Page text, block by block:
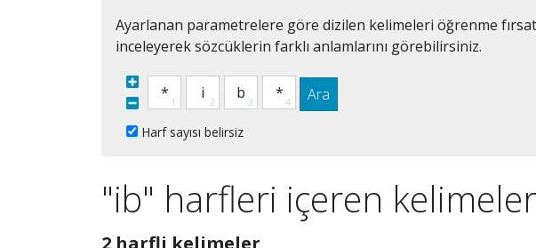
Ayarlanan parametrelere göre dizilen kelimeleri öğrenme
inceleyerek sözcüklerin farklı anlamlarını görebilirsiniz.
Ara
Harf sayısı belirsiz
"ib" harfleri içeren kelimeler
2 harfli kelimeler